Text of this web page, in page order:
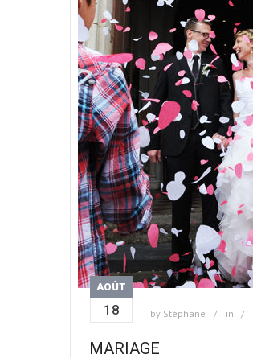
AOÛT
18 by Stéphane in
MARIAGE